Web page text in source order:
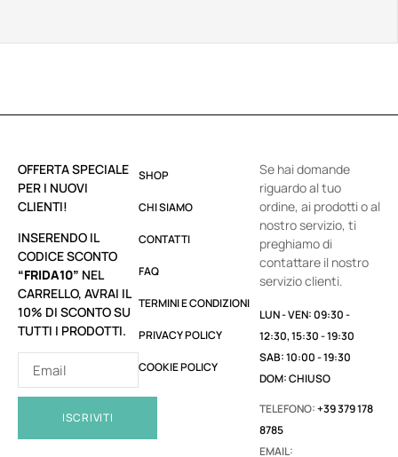
OFFERTA SPECIALE
PER I NUOVI
CLIENTI!
INSERENDO IL
CODICE SCONTO
“FRIDA10” NEL
CARRELLO, AVRAI IL
10% DI SCONTO SU
TUTTI I PRODOTTI.
ISCRIVITI
SHOP
CHI SIAMO
CONTATTI
FAQ
TERMINI E CONDIZIONI
PRIVACY POLICY
COOKIE POLICY
Se hai domande
riguardo al tuo
ordine, ai prodotti o al
nostro servizio, ti
preghiamo di
contattare il nostro
servizio clienti.
LUN - VEN: 09:30 -
12:30, 15:30 - 19:30
SAB: 10:00 - 19:30
DOM: CHIUSO
TELEFONO:+39 379 178
8785
EMAIL: